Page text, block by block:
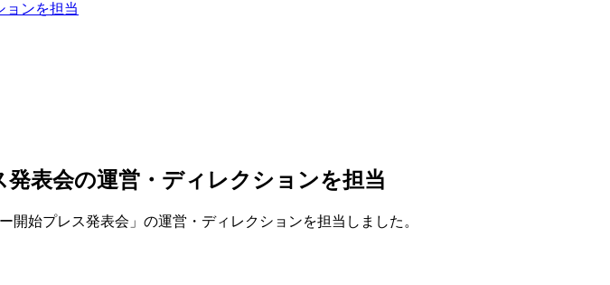
ョンを担当
表会の運営・ディレクションを担当
始プレス発表会」の運営・ディレクションを担当しました。